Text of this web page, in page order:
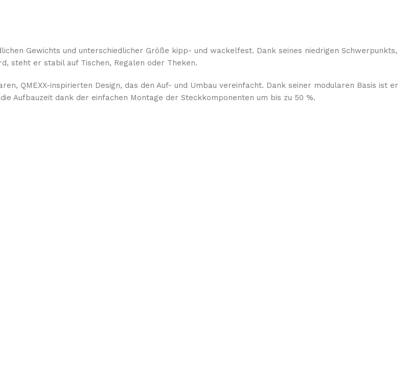
Gewichts und unterschiedlicher Größe kipp- und wackelfest. Dank seines niedrigen Schwerpunkts,
steht er stabil auf Tischen, Regalen oder Theken.
QMEXX-inspirierten Design, das den Auf- und Umbau vereinfacht. Dank seiner modularen Basis ist er
Aufbauzeit dank der einfachen Montage der Steckkomponenten um bis zu 50 %.